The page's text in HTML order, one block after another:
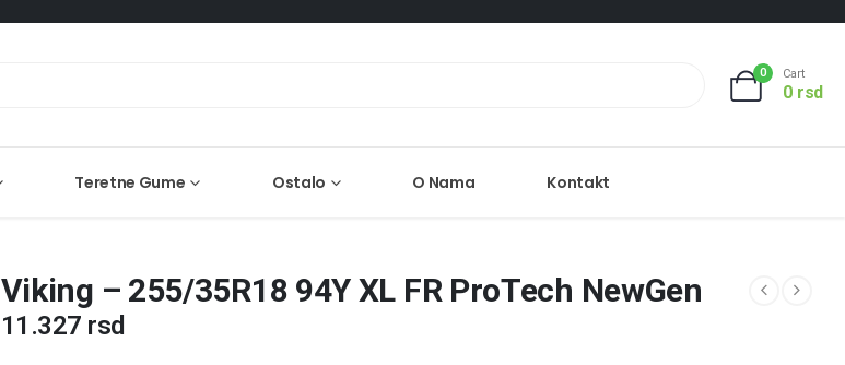
0 Cart
0 rsd
Teretne Gume Ostalo O Nama Kontakt
Viking – 255/35R18 94Y XL FR ProTech NewGen
11.327 rsd